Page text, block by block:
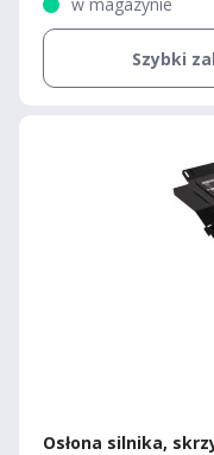
Szybki
Osłona silnika,